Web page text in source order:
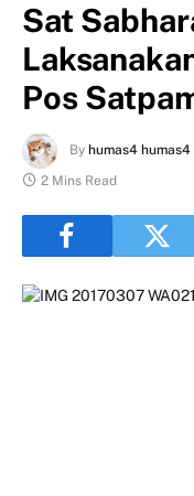
Sat
Pos
By humas4 humas4
2 Mins Read